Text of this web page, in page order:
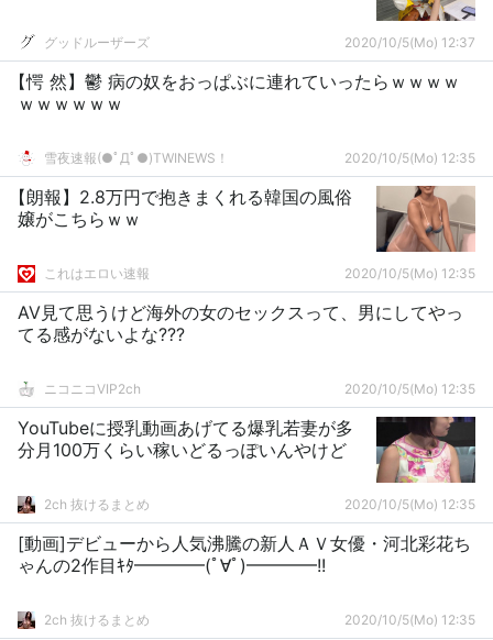
グッドルーザーズ 2020/10/5(Mo) 12:37
【愕 然】鬱 病の奴をおっぱぶに連れていったらｗｗｗｗ
ｗｗｗｗｗｗ
雪夜速報(●ﾟДﾟ●)TWINEWS！ 2020/10/5(Mo) 12:35
【朗報】2.8万円で抱きまくれる韓国の風俗
嬢がこちらｗｗ
これはエロい速報 2020/10/5(Mo) 12:35
AV見て思うけど海外の女のセックスって、男にしてやっ
てる感がないよな???
ニコニコVIP2ch 2020/10/5(Mo) 12:35
YouTubeに授乳動画あげてる爆乳若妻が多
分月100万くらい稼いどるっぽいんやけど
2ch 抜けるまとめ 2020/10/5(Mo) 12:35
[動画]デビューから人気沸騰の新人ＡＶ女優・河北彩花ち
ゃんの2作目ｷﾀ━━━━(ﾟ∀ﾟ)━━━━!!
2ch 抜けるまとめ 2020/10/5(Mo) 12:35